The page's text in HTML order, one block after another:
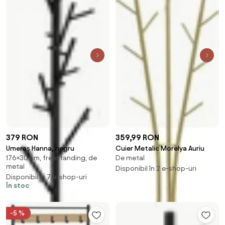
379 RON
Umeraș Hanna, negru
176×30 cm, freestanding, de
metal
Disponibil în 7 e-shop-uri
În stoc
359,99 RON
Cuier Metalic Morelya Auriu
De metal
Disponibil în 2 e-shop-uri
-5 %